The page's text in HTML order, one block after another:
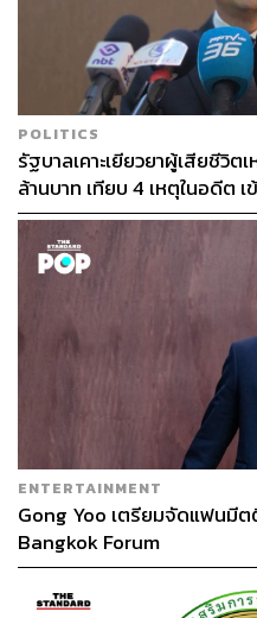
POLITICS
รัฐบาลเคาะเยียวยาผู้เสียชีวิต
ล้านบาท เทียบ 4 เหตุในอดีต
เร่งจ่ายโดยเร็ว
ENTERTAINMENT
Gong Yoo เตรียมจัดแฟนมี
Bangkok Forum